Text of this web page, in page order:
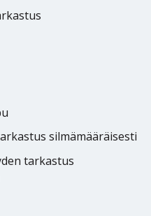
silmämääräisesti
tarkastus